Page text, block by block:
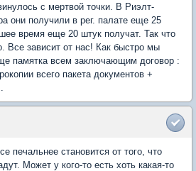
с мертвой точки. В Риэлт-
они получили в рег. палате еще 25
время еще 20 штук получат. Так что
Все зависит от нас! Как быстро мы
памятка всем заключающим договор :
всего пакета документов +
печальнее становится от того, что
Может у кого-то есть хоть какая-то